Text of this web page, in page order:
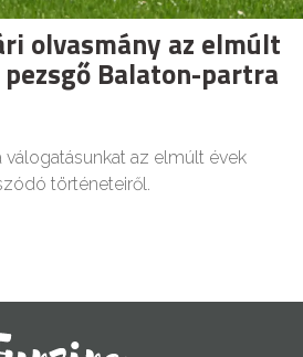
olvasmány az elmúlt
Balaton-partra
az elmúlt évek
történeteiről.